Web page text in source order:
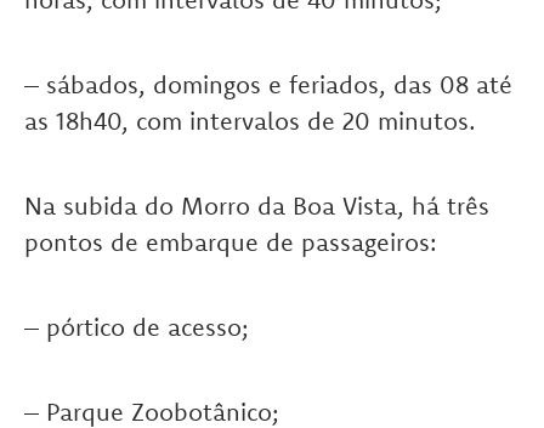
– sábados, domingos e feriados, das 08 até
as 18h40, com intervalos de 20 minutos.
Na subida do Morro da Boa Vista, há três
pontos de embarque de passageiros:
– pórtico de acesso;
– Parque Zoobotânico;